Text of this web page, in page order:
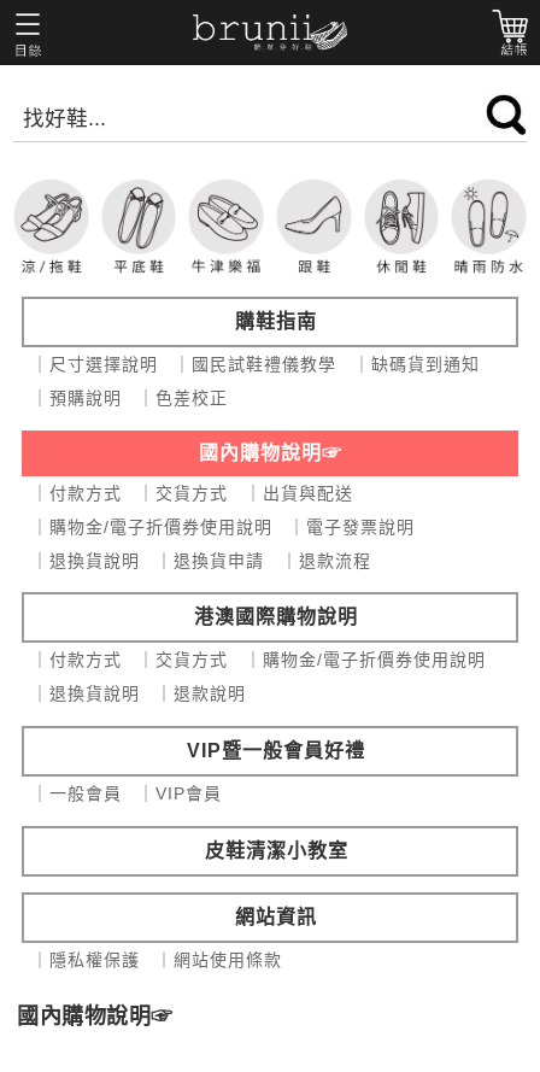
購鞋指南
｜尺寸選擇說明 ｜國民試鞋禮儀教學
｜缺碼貨到通知
｜預購說明
｜色差校正
國內購物說明☞
｜付款方式 ｜交貨方式
｜出貨與配送
｜購物金/電子折價券使用說明
｜電子發票說明
｜退換貨說明
｜退換貨申請 ｜退款流程
港澳國際購物說明
｜付款方式 ｜交貨方式
｜購物金/電子折價券使用說明
｜退換貨說明
｜退款說明
VIP暨一般會員好禮
｜一般會員 ｜VIP會員
皮鞋清潔小教室
網站資訊
｜隱私權保護 ｜網站使用條款
國內購物說明☞